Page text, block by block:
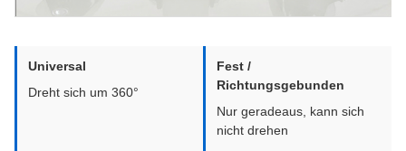
Universal
Dreht sich um 360°
Fest /
Richtungsgebunden
Nur geradeaus, kann sich
nicht drehen